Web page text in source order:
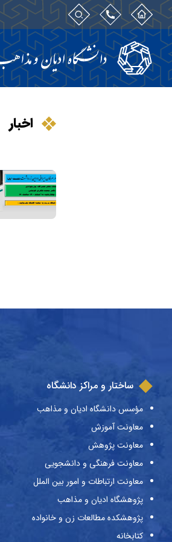
اخبار
ساختار و مراکز دانشگاه
مؤسس دانشگاه ادیان و مذاهب
معاونت آموزش
معاونت پژوهش
معاونت فرهنگی و دانشجویی
معاونت ارتباطات و امور بین الملل
پژوهشگاه ادیان و مذاهب
پژوهشکده مطالعات زن و خانواده
کتابخانه